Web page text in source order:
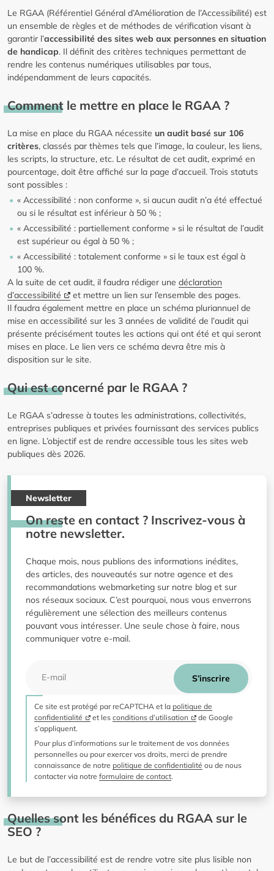
Le RGAA (Référentiel Général d’Amélioration de l’Accessibilité) est
un ensemble de règles et de méthodes de vérification visant à
garantir l’accessibilité des sites web aux personnes en situation
de handicap. Il définit des critères techniques permettant de
rendre les contenus numériques utilisables par tous,
indépendamment de leurs capacités.
Comment le mettre en place le RGAA ?
La mise en place du RGAA nécessite un audit basé sur 106
critères, classés par thèmes tels que l’image, la couleur, les liens,
les scripts, la structure, etc. Le résultat de cet audit, exprimé en
pourcentage, doit être affiché sur la page d’accueil. Trois statuts
sont possibles :
« Accessibilité : non conforme », si aucun audit n’a été effectué
ou si le résultat est inférieur à 50 % ;
« Accessibilité : partiellement conforme » si le résultat de l’audit
est supérieur ou égal à 50 % ;
« Accessibilité : totalement conforme » si le taux est égal à
100 %.
A la suite de cet audit, il faudra rédiger une déclaration
d’accessibilité
et mettre un lien sur l’ensemble des pages.
Il faudra également mettre en place un schéma pluriannuel de
mise en accessibilité sur les 3 années de validité de l’audit qui
présente précisément toutes les actions qui ont été et qui seront
mises en place. Le lien vers ce schéma devra être mis à
disposition sur le site.
Qui est concerné par le RGAA ?
Le RGAA s’adresse à toutes les administrations, collectivités,
entreprises publiques et privées fournissant des services publics
en ligne. L’objectif est de rendre accessible tous les sites web
publiques dès 2026.
Newsletter
On reste en contact ? Inscrivez-vous à
notre newsletter.
Chaque mois, nous publions des informations inédites,
des articles, des nouveautés sur notre agence et des
recommandations webmarketing sur notre blog et sur
nos réseaux sociaux. C’est pourquoi, nous vous enverrons
régulièrement une sélection des meilleurs contenus
pouvant vous intéresser. Une seule chose à faire, nous
communiquer votre e-mail.
E-mail S’inscrire
Ce site est protégé par reCAPTCHA et la politique de
confidentialité
et les conditions d’utilisation
de Google
s’appliquent.
Pour plus d’informations sur le traitement de vos données
personnelles ou pour exercer vos droits, merci de prendre
connaissance de notre politique de confidentialité ou de nous
contacter via notre formulaire de contact.
Quelles sont les bénéfices du RGAA sur le
SEO ?
Le but de l’accessibilité est de rendre votre site plus lisible non